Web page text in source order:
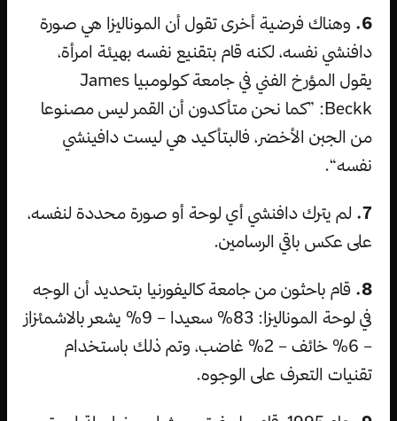
6. وهناك فرضية أخرى تقول أن الموناليزا هي صورة
دافنشي نفسه، لكنه قام بتقنيع نفسه بهيئة امرأة،
يقول المؤرخ الفني في جامعة كولومبيا James
Beckk: ”كما نحن متأكدون أن القمر ليس مصنوعا
من الجبن الأخضر، فالبتأكيد هي ليست دافينشي
نفسه“.
7. لم يترك دافنشي أي لوحة أو صورة محددة لنفسه،
على عكس باقي الرسامين.
8. قام باحثون من جامعة كاليفورنيا بتحديد أن الوجه
في لوحة الموناليزا: 83% سعيدا – 9% يشعر بالاشمئزاز
– 6% خائف – 2% غاضب، وتم ذلك باستخدام
تقنيات التعرف على الوجوه.